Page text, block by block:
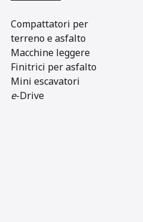
Compattatori per
terreno e asfalto
Macchine leggere
Finitrici per asfalto
Mini escavatori
e-Drive